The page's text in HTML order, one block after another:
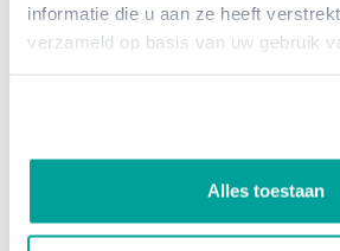
informatie die u aan ze heeft
verzameld op basis van uw gebruik
Alles toestaan
Nieuwe collega
Nieuws